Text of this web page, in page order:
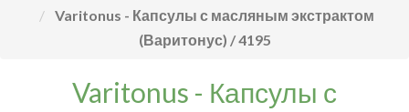
Varitonus - Капсулы с масляным экстрактом
(Варитонус) / 4195
Varitonus - Капсулы с